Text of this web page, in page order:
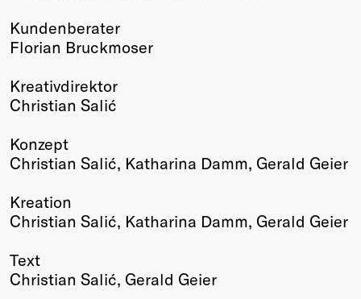
Kundenberater
Florian Bruckmoser
Kreativdirektor
Christian Salić
Konzept
Christian Salić, Katharina Damm, Gerald Geier
Kreation
Christian Salić, Katharina Damm, Gerald Geier
Text
Christian Salić, Gerald Geier